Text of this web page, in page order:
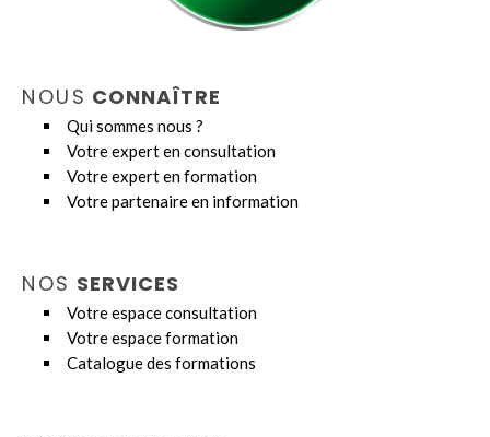
NOUS CONNAÎTRE
Qui sommes nous ?
Votre expert en consultation
Votre expert en formation
Votre partenaire en information
NOS SERVICES
Votre espace consultation
Votre espace formation
Catalogue des formations